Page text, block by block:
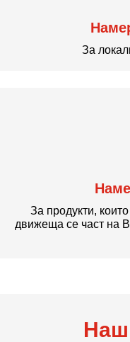
За
За продукти,
движеща се част на